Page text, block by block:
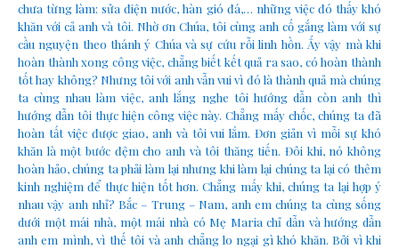
chưa từng làm: sửa điện nước, hàn gió đá,… những việc đó thấy khó
khăn với cả anh và tôi. Nhờ ơn Chúa, tôi cùng anh cố gắng làm với sự
cầu nguyện theo thánh ý Chúa và sự cứu rỗi linh hồn. Ấy vậy mà khi
hoàn thành xong công việc, chẳng biết kết quả ra sao, có hoàn thành
tốt hay không? Nhưng tôi với anh vẫn vui vì đó là thành quả mà chúng
ta cùng nhau làm việc, anh lắng nghe tôi hướng dẫn còn anh thì
hướng dẫn tôi thực hiện công việc này. Chẳng mấy chốc, chúng ta đã
hoàn tất việc được giao, anh và tôi vui lắm. Đơn giản vì mỗi sự khó
khăn là một bước đệm cho anh và tôi thăng tiến. Đôi khi, nó không
hoàn hảo, chúng ta phải làm lại nhưng khi làm lại chúng ta lại có thêm
kinh nghiệm để thực hiện tốt hơn. Chẳng mấy khi, chúng ta lại hợp ý
nhau vậy anh nhỉ? Bắc – Trung – Nam, anh em chúng ta cùng sống
dưới một mái nhà, một mái nhà có Mẹ Maria chỉ dẫn và hướng dẫn
anh em mình, vì thế tôi và anh chẳng lo ngại gì khó khăn. Bởi vì khi